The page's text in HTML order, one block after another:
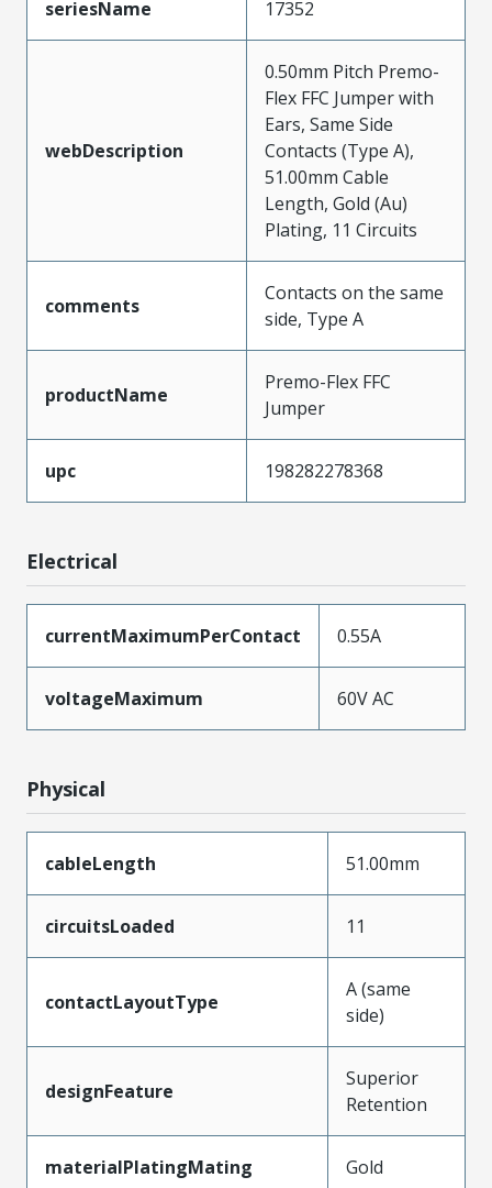
seriesName 17352
webDescription
0.50mm Pitch Premo-
Flex FFC Jumper with
Ears, Same Side
Contacts (Type A),
51.00mm Cable
Length, Gold (Au)
Plating, 11 Circuits
comments
Contacts on the same
side, Type A
productName
Premo-Flex FFC
Jumper
upc 198282278368
Electrical
currentMaximumPerContact 0.55A
voltageMaximum 60V AC
Physical
cableLength 51.00mm
circuitsLoaded 11
contactLayoutType
A (same
side)
designFeature
Superior
Retention
materialPlatingMating Gold